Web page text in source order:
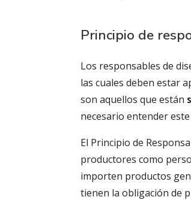
Principio de
Los responsables de
las cuales deben estar
son aquellos que están
necesario entender
El Principio de
productores como
importen productos
tienen la obligación de